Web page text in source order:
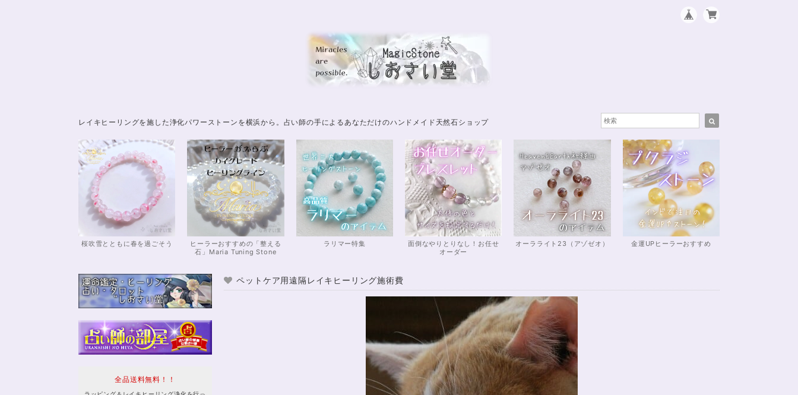
レイキヒーリングを施した浄化パワーストーンを横浜から。占い師の手によるあなただけのハンドメイド天然石ショップ
桜吹雪とともに春を過ごそう
ヒーラーおすすめの「整える
石」Maria Tuning Stone
ラリマー特集
面倒なやりとりなし！お任せ
オーダー
オーラライト23（アゾゼオ） 金運UPヒーラーおすすめ
全品送料無料！！
ラッピング＆レイキヒーリング浄化を行っ
ペットケア用遠隔レイキヒーリング施術費